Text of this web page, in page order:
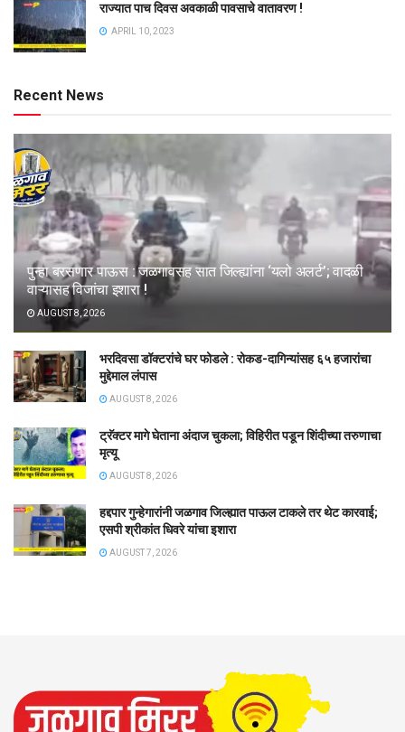
राज्यात पाच दिवस अवकाळी पावसाचे वातावरण !
APRIL 10, 2023
Recent News
पुन्हा बरसणार पाऊस : जळगावसह सात जिल्ह्यांना ‘यलो अलर्ट’; वादळी
वाऱ्यासह विजांचा इशारा !
AUGUST 8, 2026
भरदिवसा डॉक्टरांचे घर फोडले : रोकड-दागिन्यांसह ६५ हजारांचा
मुद्देमाल लंपास
AUGUST 8, 2026
ट्रॅक्टर मागे घेताना अंदाज चुकला; विहिरीत पडून शिंदीच्या तरुणाचा
मृत्यू
AUGUST 8, 2026
हद्दपार गुन्हेगारांनी जळगाव जिल्ह्यात पाऊल टाकले तर थेट कारवाई;
एसपी श्रीकांत धिवरे यांचा इशारा
AUGUST 7, 2026